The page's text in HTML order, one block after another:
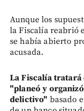
Aunque los
la Fiscalía reabrió
se había abierto
acusada.
La Fiscalía
"planeó y
delictivo" basado